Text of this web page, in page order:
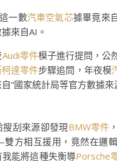
一數汽車空氣芯據畢竟來
來自AI。
Audi零件模子進行提問，公
達零件步驟追問，年夜模
“國家統計局等官方數據來
刮來源卻發現BMW零件
方相互援用，竟然在邏輯
我能將這種失衡導Porsche